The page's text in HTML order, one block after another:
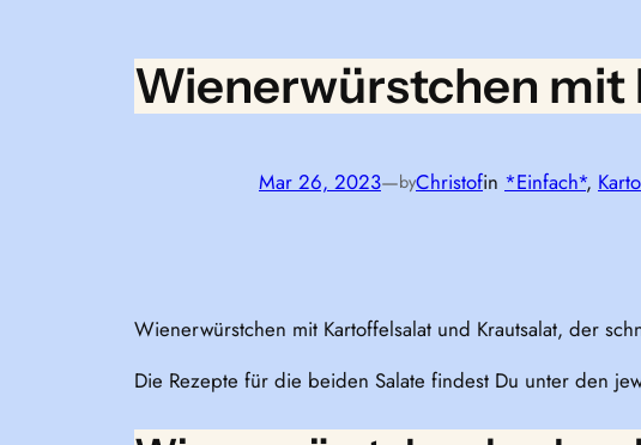
Wienerwürstchen mit
Mar 26, 2023—byChristofin *Einfach*,
Wienerwürstchen mit Kartoffelsalat und Krautsalat, der
Die Rezepte für die beiden Salate findest Du unter den